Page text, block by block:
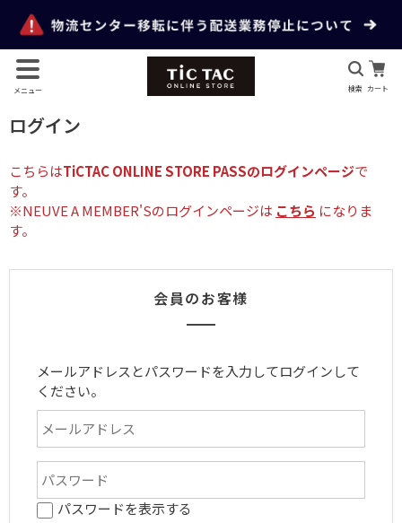
メニュー 検索 カート
ログイン
こちらはTiCTAC ONLINE STORE PASSのログインページで
す。
※NEUVE A MEMBER'Sのログインページは こちら になりま
す。
会員のお客様
メールアドレスとパスワードを入力してログインして
ください。
パスワードを表示する